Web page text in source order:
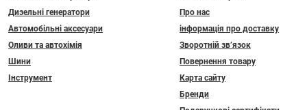
Дизельні генератори
Автомобільні аксесуари
Оливи та автохімія
Шини
Інструмент
Про нас
інформація про доставку
Зворотній зв’язок
Повернення товару
Карта сайту
Бренди